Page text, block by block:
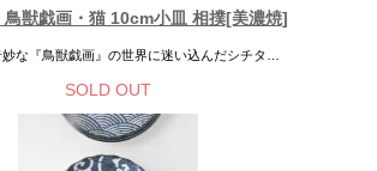
鳥獣戯画・猫 10cm小皿 相撲[美濃焼]
な『鳥獣戯画』の世界に迷い込んだシチタ…
SOLD OUT